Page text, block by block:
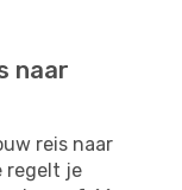
naar
reis naar
regelt je